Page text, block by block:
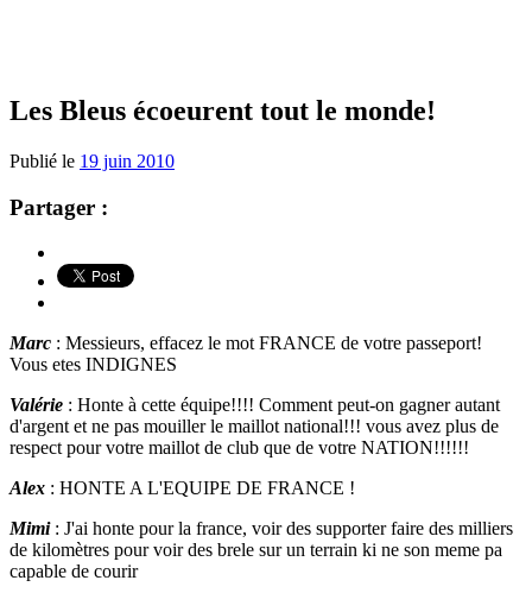
Les Bleus écoeurent tout le monde!
Publié le 19 juin 2010
Partager :
Marc : Messieurs, effacez le mot FRANCE de votre passeport!
Vous etes INDIGNES
Valérie : Honte à cette équipe!!!! Comment peut-on gagner autant
d'argent et ne pas mouiller le maillot national!!! vous avez plus de
respect pour votre maillot de club que de votre NATION!!!!!!
Alex : HONTE A L'EQUIPE DE FRANCE !
Mimi: J'ai honte pour la france, voir des supporter faire des milliers
de kilomètres pour voir des brele sur un terrain ki ne son meme pa
capable de courir